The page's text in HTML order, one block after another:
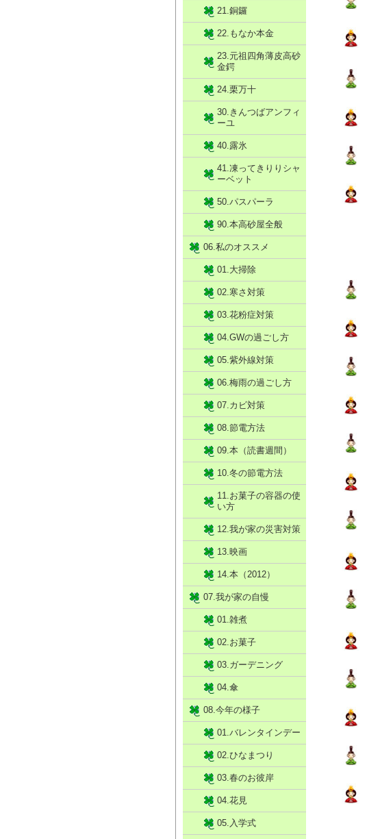
21.銅鑼
22.もなか本金
23.元祖四角薄皮高砂
金鍔
24.栗万十
30.きんつばアンフィ
ーユ
40.露氷
41.凍ってきりりシャ
ーベット
50.パスパーラ
90.本高砂屋全般
06.私のオススメ
01.大掃除
02.寒さ対策
03.花粉症対策
04.GWの過ごし方
05.紫外線対策
06.梅雨の過ごし方
07.カビ対策
08.節電方法
09.本（読書週間）
10.冬の節電方法
11.お菓子の容器の使
い方
12.我が家の災害対策
13.映画
14.本（2012）
07.我が家の自慢
01.雑煮
02.お菓子
03.ガーデニング
04.傘
08.今年の様子
01.バレンタインデー
02.ひなまつり
03.春のお彼岸
04.花見
05.入学式